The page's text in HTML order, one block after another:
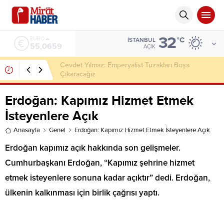
6.521,17
İSTANBUL
AÇIK 32°C
Gamze Özçelik 8 Yıl Sonra Setlere Döndü: Afrika’da
Türk Mühendisi Canlandıracak
Erdoğan: Kapımız Hizmet Etmek
İsteyenlere Açık
Anasayfa Genel Erdoğan: Kapımız Hizmet Etmek İsteyenlere Açık
Erdoğan kapımız açık hakkında son gelişmeler.
Cumhurbaşkanı Erdoğan, “Kapımız şehrine hizmet
etmek isteyenlere sonuna kadar açıktır” dedi. Erdoğan,
ülkenin kalkınması için birlik çağrısı yaptı.